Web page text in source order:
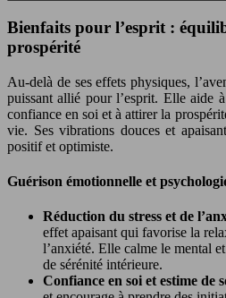
Bienfaits pour l’esprit :
prospérité
Au-delà de ses effets physiques,
puissant allié pour l’esprit. Elle aide
confiance en soi et à attirer la
vie. Ses vibrations douces et
positif et optimiste.
Guérison émotionnelle et
Réduction du stress et de
effet apaisant qui favorise la
l’anxiété. Elle calme le mental
de sérénité intérieure.
Confiance en soi et estime de